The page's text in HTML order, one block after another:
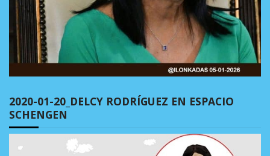
2020-01-20_DELCY RODRÍGUEZ EN ESPACIO
SCHENGEN